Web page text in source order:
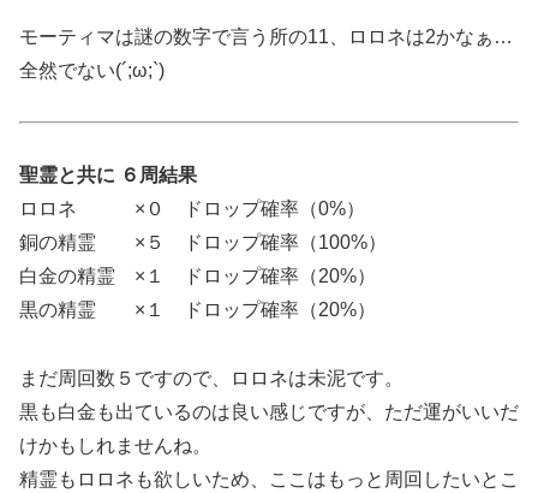
モーティマは謎の数字で言う所の11、ロロネは2かなぁ…
全然でない(´;ω;`)
聖霊と共に ６周結果
ロロネ ×０ ドロップ確率（0%）
銅の精霊 ×５ ドロップ確率（100%）
白金の精霊 ×１ ドロップ確率（20%）
黒の精霊 ×１ ドロップ確率（20%）
まだ周回数５ですので、ロロネは未泥です。
黒も白金も出ているのは良い感じですが、ただ運がいいだ
けかもしれませんね。
精霊もロロネも欲しいため、ここはもっと周回したいとこ